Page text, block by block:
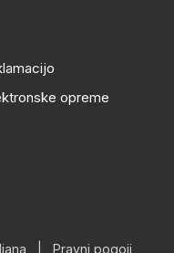
opreme
Pravni pogoji